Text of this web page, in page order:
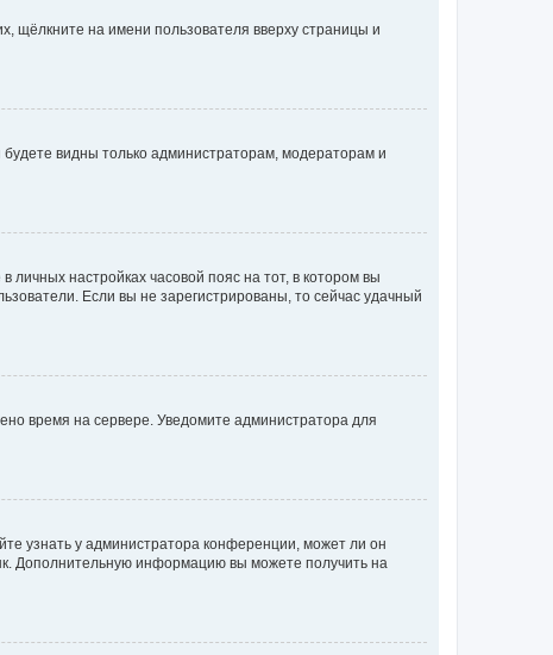
щёлкните на имени пользователя вверху страницы и
будете видны только администраторам, модераторам и
личных настройках часовой пояс на тот, в котором вы
Если вы не зарегистрированы, то сейчас удачный
время на сервере. Уведомите администратора для
узнать у администратора конференции, может ли он
Дополнительную информацию вы можете получить на